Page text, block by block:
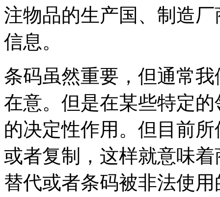
注物品的生产国、制造
信息。
条码虽然重要，但通常
在意。但是在某些特定
的决定性作用。但目前
或者复制，这样就意味
替代或者条码被非法使